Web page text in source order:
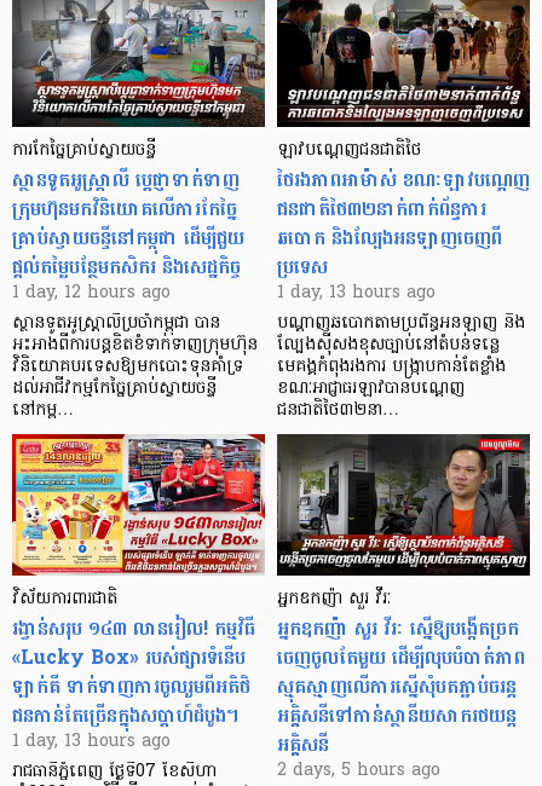
ការកែច្នៃគ្រាប់ស្វាយចន្ទី
ស្ថានទូតអូស្ត្រាលី ប្តេជ្ញាទាក់ទាញ
ក្រុមហ៊ុនមក​វិនិយោគលើការកែច្នៃ
គ្រាប់ស្វាយចន្ទីនៅកម្ពុជា ដើម្បីជួយ
ផ្តល់តម្លៃបន្ថែមកសិករ និងសេដ្ឋកិច្ច
1 day, 12 hours ago
ស្ថានទូតអូស្ត្រាលីប្រចាំកម្ពុជា បាន
អះអាងពីការបន្តខិតខំទាក់ទាញក្រុមហ៊ុន
វិនិយោគបរទេសឱ្យមកបោះទុនគាំទ្រ
ដល់អាជីវកម្មកែច្នៃគ្រាប់ស្វាយចន្ទី
នៅកម្ព…
ឡាវបណ្តេញជនជាតិថៃ
ថៃរងភាពអាម៉ាស់ ខណៈឡាវបណ្តេញ
ជនជាតិថៃ៣២នាក់ពាក់ព័ន្ធការ
ឆបោក និងល្បែងអនឡាញចេញពី
ប្រទេស
1 day, 13 hours ago
បណ្តាញឆបោកតាមប្រព័ន្ធអនឡាញ និង
ល្បែងស៊ីសងខុសច្បាប់នៅតំបន់ទន្លេ
មេគង្គកំពុងរងការ បង្ក្រាប​កាន់តែខ្លាំង
ខណៈអាជ្ញាធរឡាវបានបណ្តេញ
ជនជាតិថៃ៣២នា…
វិស័យការពារជាតិ
រង្វាន់សរុប ១៤៣ លានរៀល! កម្មវិធី
«Lucky Box» របស់ផ្សារទំនើប
ឡាក់គី ទាក់ទាញការចូលរួមពីអតិថិ
ជនកាន់តែច្រើនក្នុងសប្តាហ៍ដំបូង។
1 day, 13 hours ago
រាជធានីភ្នំពេញ ថ្ងៃទី07 ខែសីហា
អ្នកឧកញ៉ា សួរ វីរៈ
អ្នកឧកញ៉ា សួរ វីរៈ ស្នើឱ្យបង្កើតច្រក
ចេញចូលតែមួយ ដើម្បីលុបបំបាត់ភាព
ស្មុគស្មាញលើការស្នើសុំបតភ្ជាប់ចរន្ត
អគ្គិសនីទៅកាន់ស្ថានីយសាករថយន្ត
អគ្គិសនី
2 days, 5 hours ago